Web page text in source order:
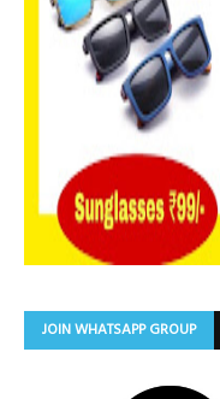
JOIN WHATSAPP GROUP